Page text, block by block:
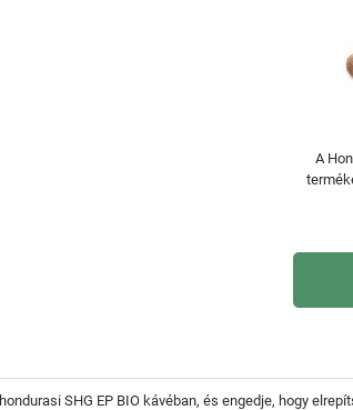
A
SHG EP BIO kávéban, és engedje, hogy